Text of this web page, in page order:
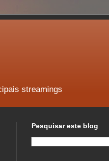
streamings
Pesquisar este blog